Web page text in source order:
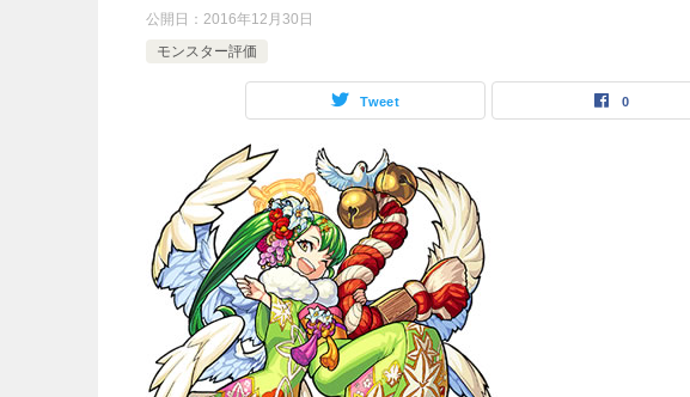
公開日： 2016年12月30日
モンスター評価
Tweet 0